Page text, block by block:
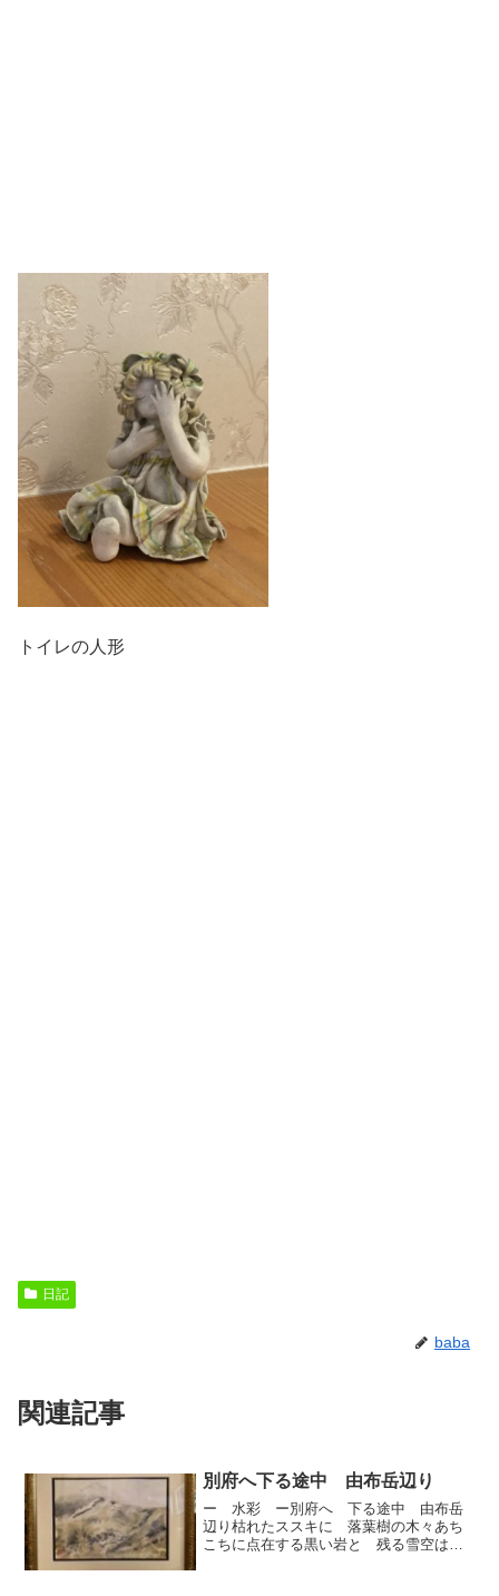
トイレの人形
日記
baba
関連記事
別府へ下る途中 由布岳辺り
ー 水彩 ー別府へ 下る途中 由布岳
辺り枯れたススキに 落葉樹の木々あち
こちに点在する黒い岩と 残る雪空は